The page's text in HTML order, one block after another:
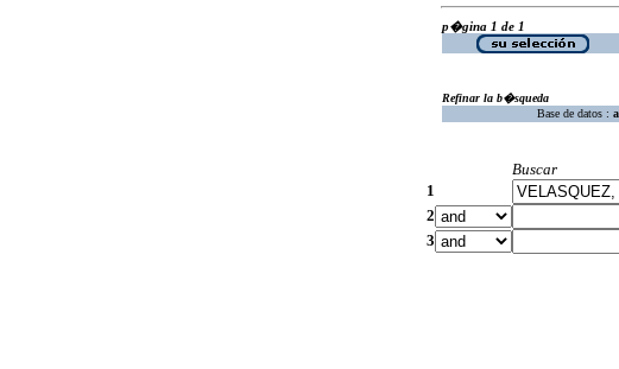
p�gina 1 de 1
Refinar la b�squeda
Base de datos :
Buscar
1
2
3